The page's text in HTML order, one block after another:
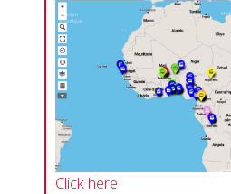
Click here